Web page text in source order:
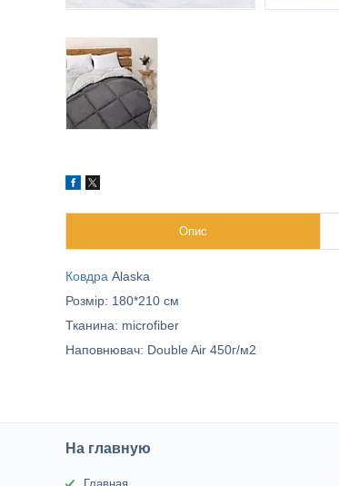
Опис
Ковдра Alaska
Розмір: 180*210 см
Тканина: microfiber
Наповнювач: Double Air 450г/м2
На главную